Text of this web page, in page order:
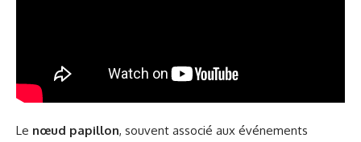
Le nœud papillon, souvent associé aux événements